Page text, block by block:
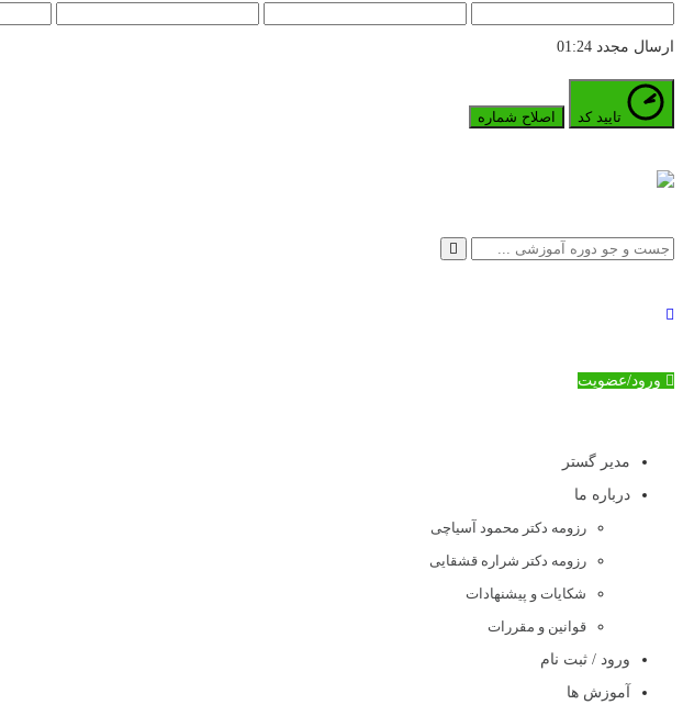
ارسال مجدد 01:24
اصلاح شماره
ورود/عضویت
مدیر گستر
درباره ما
رزومه دکتر محمود آسیاچی
رزومه دکتر شراره قشقایی
شکایات و پیشنهادات
قوانین و مقررات
ورود / ثبت نام
آموزش ها